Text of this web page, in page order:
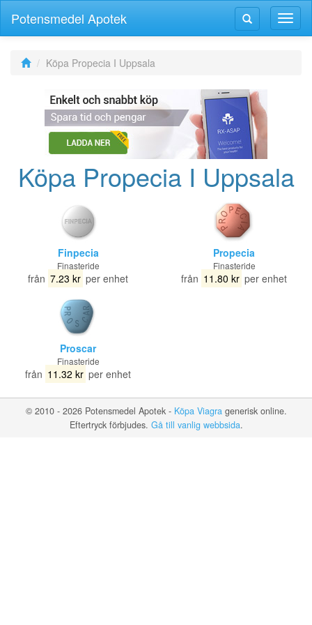
Växla
Växla
navigering
Potensmedel Apotek
Köpa Propecia I Uppsala
Köpa Propecia I Uppsala
Finpecia
Finasteride
från 7.23 kr per enhet
Propecia
Finasteride
från 11.80 kr per enhet
Proscar
Finasteride
från 11.32 kr per enhet
© 2010 - 2026 Potensmedel Apotek - Köpa Viagragenerisk online.
Eftertryck förbjudes. Gå till vanlig webbsida.